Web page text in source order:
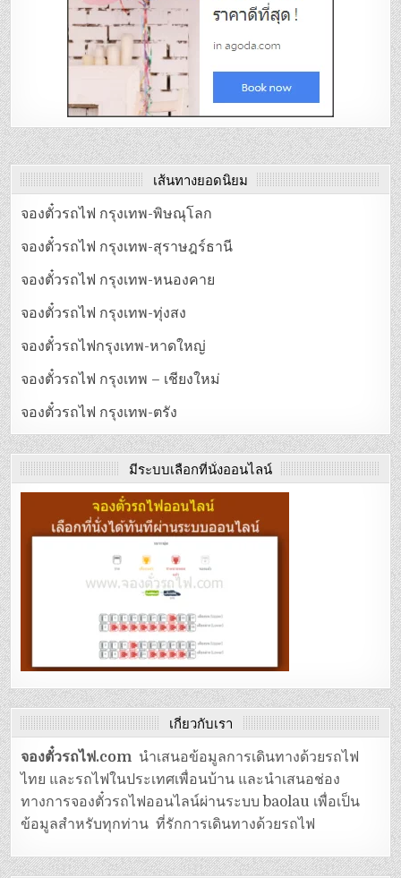
เส้นทางยอดนิยม
จองตั๋วรถไฟ กรุงเทพ-พิษณุโลก
จองตั๋วรถไฟ กรุงเทพ-สุราษฎร์ธานี
จองตั๋วรถไฟ กรุงเทพ-หนองคาย
จองตั๋วรถไฟ กรุงเทพ-ทุ่งสง
จองตั๋วรถไฟกรุงเทพ-หาดใหญ่
จองตั๋วรถไฟ กรุงเทพ – เชียงใหม่
จองตั๋วรถไฟ กรุงเทพ-ตรัง
มีระบบเลือกที่นั่งออนไลน์
เกี่ยวกับเรา
จองตั๋วรถไฟ.com นำเสนอข้อมูลการเดินทางด้วยรถไฟ
ไทย และรถไฟในประเทศเพื่อนบ้าน และนำเสนอช่อง
ทางการจองตั๋วรถไฟออนไลน์ผ่านระบบ baolau เพื่อเป็น
ข้อมูลสำหรับทุกท่าน ที่รักการเดินทางด้วยรถไฟ